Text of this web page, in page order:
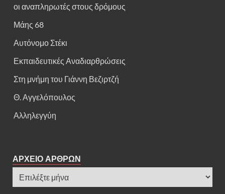
οι αναπληρωτές στους δρόμους
Μάης 68
Αυτόνομο Στέκι
Εκπαιδευτικές Αναδιαρθρώσεις
Στη μνήμη του Γιάννη Βεζιρτζή
Θ. Αγγελόπουλος
Αλληλεγγύη
ΑΡΧΕΙΟ ΑΡΘΡΩΝ